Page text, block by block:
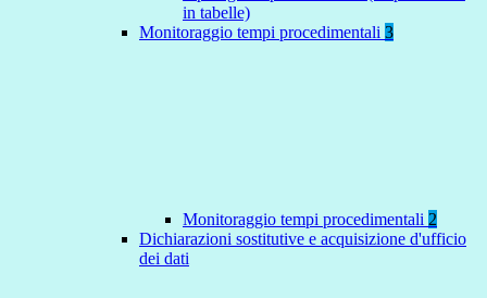
in tabelle)
Monitoraggio tempi procedimentali 3
Monitoraggio tempi procedimentali 2
Dichiarazioni sostitutive e acquisizione d'ufficio
dei dati